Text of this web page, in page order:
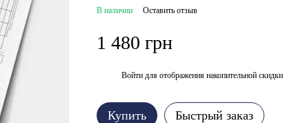
В наличии Оставить отзыв
1 480 грн
Войтидля отображения накопительной скидки
Купить Быстрый заказ